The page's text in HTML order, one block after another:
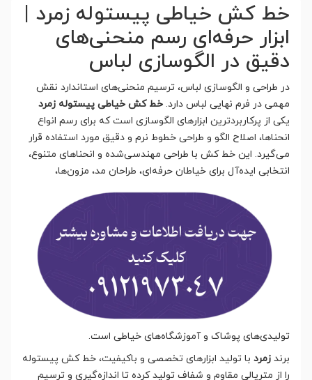
خط کش خیاطی پیستوله زمرد |
ابزار حرفه‌ای رسم منحنی‌های
دقیق در الگوسازی لباس
در طراحی و الگوسازی لباس، ترسیم منحنی‌های استاندارد نقش
مهمی در فرم نهایی لباس دارد. خط کش خیاطی پیستوله زمرد
یکی از پرکاربردترین ابزارهای الگوسازی است که برای رسم انواع
انحناها، اصلاح الگو و طراحی خطوط نرم و دقیق مورد استفاده قرار
می‌گیرد. این خط کش با طراحی مهندسی‌شده و انحناهای متنوع،
انتخابی ایده‌آل برای خیاطان حرفه‌ای، طراحان مد، مزون‌ها،
تولیدی‌های پوشاک و آموزشگاه‌های خیاطی است.
برند زمرد با تولید ابزارهای تخصصی و باکیفیت، خط کش پیستوله
را از متریالی مقاوم و شفاف تولید کرده تا اندازه‌گیری و ترسیم